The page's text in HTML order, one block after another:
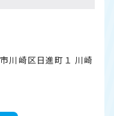
川崎区日進町１ 川崎